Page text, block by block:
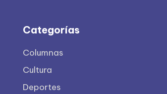
Categorías
Columnas
Cultura
Deportes